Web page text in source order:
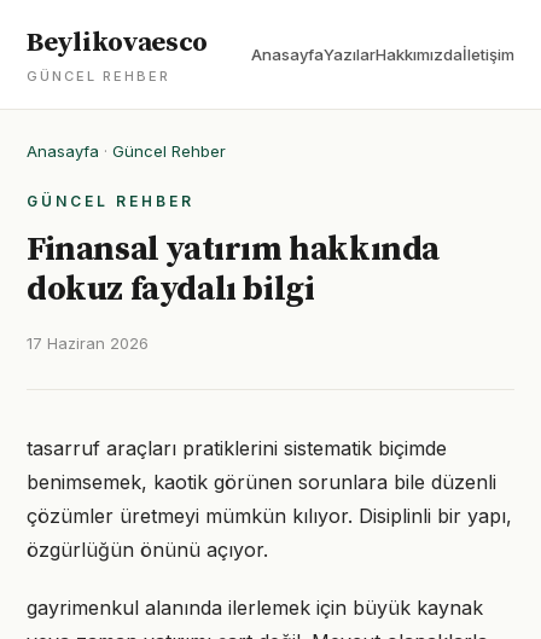
Beylikovaesco
GÜNCEL REHBER
AnasayfaYazılarHakkımızdaİletişim
Anasayfa · Güncel Rehber
GÜNCEL REHBER
Finansal yatırım hakkında
dokuz faydalı bilgi
17 Haziran 2026
tasarruf araçları pratiklerini sistematik biçimde
benimsemek, kaotik görünen sorunlara bile düzenli
çözümler üretmeyi mümkün kılıyor. Disiplinli bir yapı,
özgürlüğün önünü açıyor.
gayrimenkul alanında ilerlemek için büyük kaynak